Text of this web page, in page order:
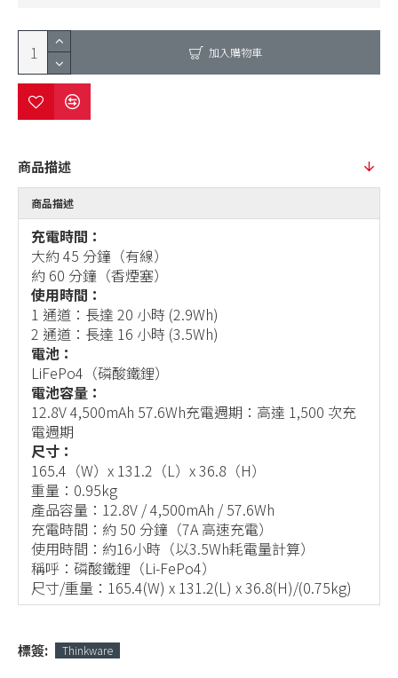
加入購物車
商品描述
商品描述
充電時間：
大約 45 分鐘（有線）
約 60 分鐘（香煙塞）
使用時間：
1 通道：長達 20 小時 (2.9Wh)
2 通道：長達 16 小時 (3.5Wh)
電池：
LiFePo4（磷酸鐵鋰）
電池容量：
12.8V 4,500mAh 57.6Wh充電週期：高達 1,500 次充
電週期
尺寸：
165.4（W）x 131.2（L）x 36.8（H）
重量：0.95kg
產品容量：12.8V / 4,500mAh / 57.6Wh
充電時間：約 50 分鐘（7A 高速充電）
使用時間：約16小時（以3.5Wh耗電量計算）
稱呼：磷酸鐵鋰（Li-FePo4）
尺寸/重量：165.4(W) x 131.2(L) x 36.8(H)/(0.75kg)
標簽: Thinkware